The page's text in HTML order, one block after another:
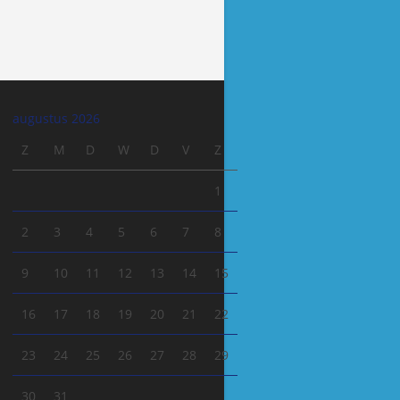
augustus 2026
Z
M D W D V Z
1
2 3 4 5 6 7 8
9 10 11 12 13 14 15
16 17 18 19 20 21 22
23 24 25 26 27 28 29
30 31